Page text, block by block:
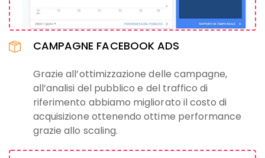
CAMPAGNE FACEBOOK ADS
Grazie all’ottimizzazione delle campagne,
all’analisi del pubblico e del traffico di
riferimento abbiamo migliorato il costo di
acquisizione ottenendo ottime performance
grazie allo scaling.